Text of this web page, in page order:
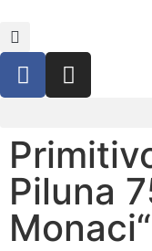
Piluna
Monaci“